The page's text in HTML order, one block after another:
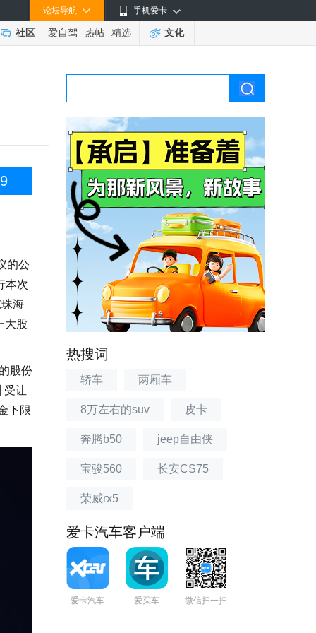
手机爱卡
论坛导航
社区 爱自驾 热帖 精选 文化
9
的公
本次
海
大股
股份
受让
下限
热搜词
轿车 两厢车
8万左右的suv 皮卡
奔腾b50 jeep自由侠
宝骏560 长安CS75
荣威rx5
爱卡汽车客户端
爱卡汽车 爱买车 微信扫一扫